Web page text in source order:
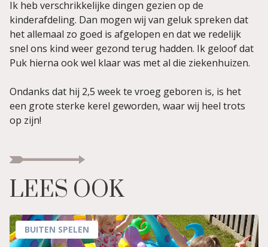
Ik heb verschrikkelijke dingen gezien op de
kinderafdeling. Dan mogen wij van geluk spreken dat
het allemaal zo goed is afgelopen en dat we redelijk
snel ons kind weer gezond terug hadden. Ik geloof dat
Puk hierna ook wel klaar was met al die ziekenhuizen.
Ondanks dat hij 2,5 week te vroeg geboren is, is het
een grote sterke kerel geworden, waar wij heel trots
op zijn!
LEES OOK
BUITEN SPELEN